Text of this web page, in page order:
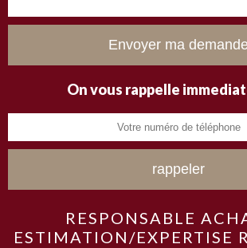
On vous rappelle
RESPONSABLE
ESTIMATION/EXPERTISE